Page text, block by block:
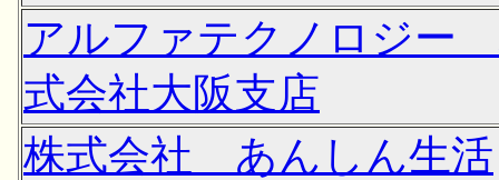
アルファテクノロジー
式会社大阪支店
株式会社 あんしん生活